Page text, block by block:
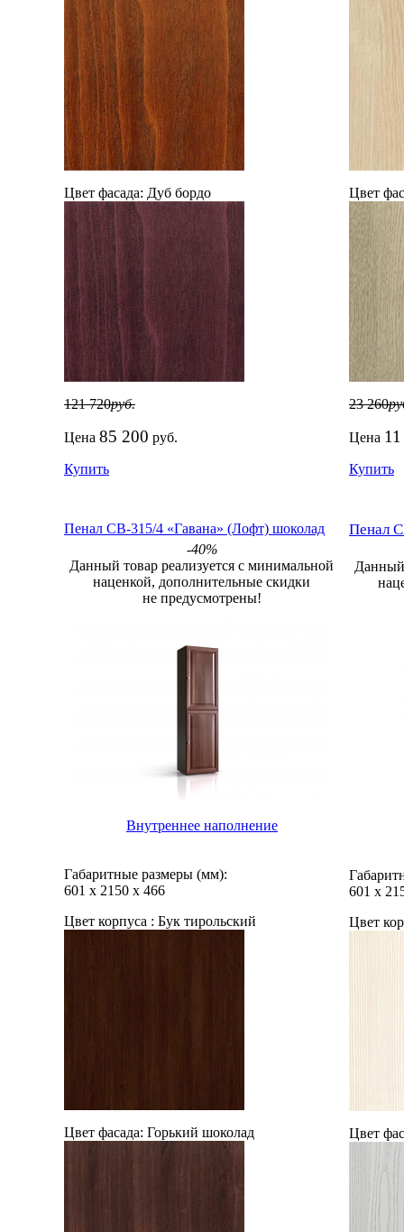
Цвет фасада: Дуб бордо
121 720руб.
Цена 85 200 руб.
Купить
Цвет
23 260
Цена
Купить
Пенал СВ-315/4 «Гавана» (Лофт) шоколад
-40%
Данный товар реализуется с минимальной
наценкой, дополнительные скидки
не предусмотрены!
Внутреннее наполнение
Габаритные размеры (мм):
601 х 2150 х 466
Цвет корпуса : Бук тирольский
Цвет фасада: Горький шоколад
Пенал
Данный
601 х
Цвет
Цвет